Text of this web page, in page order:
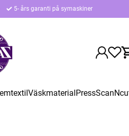
5- års garanti på symaskiner
VäskmaterialPress